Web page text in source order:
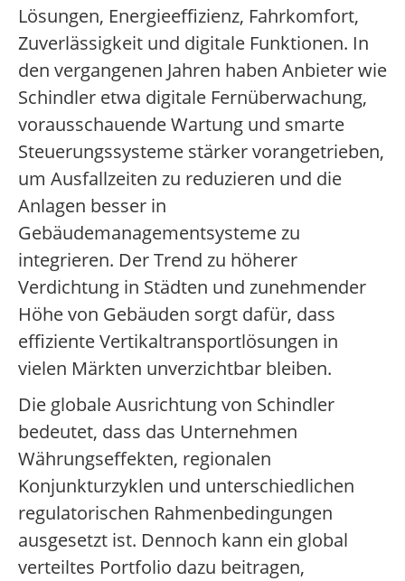
Lösungen, Energieeffizienz, Fahrkomfort,
Zuverlässigkeit und digitale Funktionen. In
den vergangenen Jahren haben Anbieter wie
Schindler etwa digitale Fernüberwachung,
vorausschauende Wartung und smarte
Steuerungssysteme stärker vorangetrieben,
um Ausfallzeiten zu reduzieren und die
Anlagen besser in
Gebäudemanagementsysteme zu
integrieren. Der Trend zu höherer
Verdichtung in Städten und zunehmender
Höhe von Gebäuden sorgt dafür, dass
effiziente Vertikaltransportlösungen in
vielen Märkten unverzichtbar bleiben.
Die globale Ausrichtung von Schindler
bedeutet, dass das Unternehmen
Währungseffekten, regionalen
Konjunkturzyklen und unterschiedlichen
regulatorischen Rahmenbedingungen
ausgesetzt ist. Dennoch kann ein global
verteiltes Portfolio dazu beitragen,